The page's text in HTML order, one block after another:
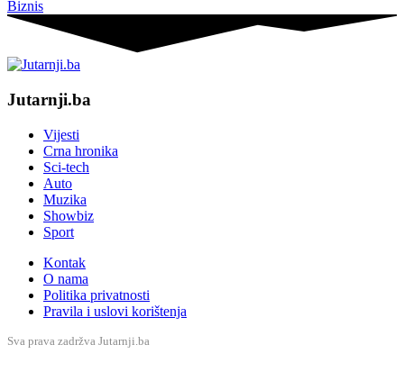
Biznis
Jutarnji.ba
Vijesti
Crna hronika
Sci-tech
Auto
Muzika
Showbiz
Sport
Kontak
O nama
Politika privatnosti
Pravila i uslovi korištenja
Sva prava zadržva Jutarnji.ba